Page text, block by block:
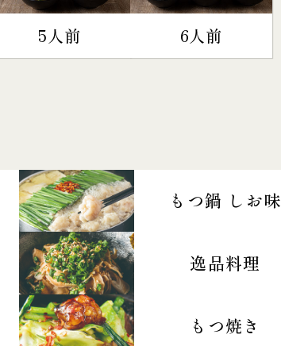
5人前 6人前
もつ鍋 しお味
逸品料理
もつ焼き